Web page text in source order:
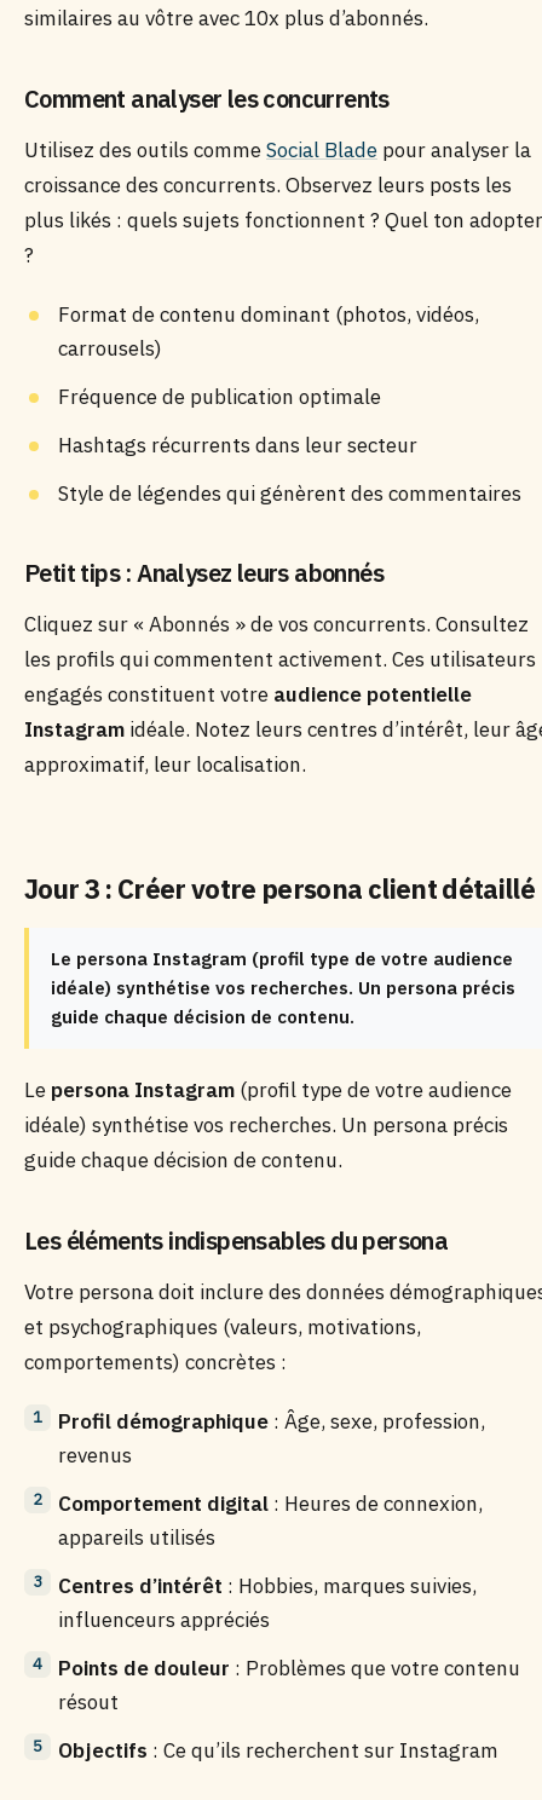
similaires au vôtre avec 10x plus d’abonnés.
Comment analyser les concurrents
Utilisez des outils commeSocial Blade pour analyser la
croissance des concurrents. Observez leurs posts les
plus likés : quels sujets fonctionnent ? Quel ton adopter
?
Format de contenu dominant (photos, vidéos,
carrousels)
Fréquence de publication optimale
Hashtags récurrents dans leur secteur
Style de légendes qui génèrent des commentaires
Petit tips : Analysez leurs abonnés
Cliquez sur « Abonnés » de vos concurrents. Consultez
les profils qui commentent activement. Ces utilisateurs
engagés constituent votre audience potentielle
Instagram idéale. Notez leurs centres d’intérêt, leur
approximatif, leur localisation.
Jour 3 : Créer votre persona client détaillé
Le persona Instagram (profil type de votre audience
idéale) synthétise vos recherches. Un persona précis
guide chaque décision de contenu.
Le persona Instagram (profil type de votre audience
idéale) synthétise vos recherches. Un persona précis
guide chaque décision de contenu.
Les éléments indispensables du persona
Votre persona doit inclure des données
et psychographiques (valeurs, motivations,
comportements) concrètes :
Profil démographique : Âge, sexe, profession,
revenus
Comportement digital : Heures de connexion,
appareils utilisés
Centres d’intérêt : Hobbies, marques suivies,
influenceurs appréciés
Points de douleur : Problèmes que votre contenu
résout
Objectifs : Ce qu’ils recherchent sur Instagram